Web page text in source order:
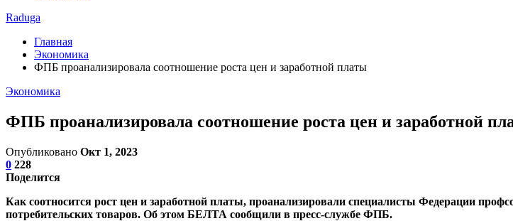
Raduga
Главная
Экономика
ФПБ проанализировала соотношение роста цен и заработной платы
Экономика
ФПБ проанализировала соотношение роста цен и заработной
Опубликовано Окт 1, 2023
0 228
Поделится
Как соотносится рост цен и заработной платы, проанализировали специалисты Федерации
потребительских товаров. Об этом БЕЛТА сообщили в пресс-службе ФПБ.